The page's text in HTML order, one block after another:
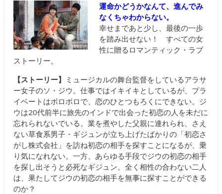
運命かどうかなんて、進んでみ
なくちゃわからない。
幸せまであと少し、最後の一歩
を踏み出せない！ すべての女
性に贈るロマンティック・ラブ
ストーリー。
【ストーリー】 ミュージカルの舞台監督をしているアラサ
ー女子のソ・ジウ。仕事ではイキイキとしているが、プラ
イベートはボロボロで、恋のひとつもろくにできない。ジ
ウは20代前半に旅先のインドで出会った初恋の人を未だに
忘れられないでいる。業を煮やした父親に連れられ、さえ
ない草食系男子・ギジュンが立ち上げたばかりの「初恋さ
がし株式会社」を訪ね初恋の相手を探すことになるが、乗
り気になれない。一方、あらゆる手段でジウの初恋の相手
を探し出そうと必死なギジュン。全く相性の合わない二人
は、果たしてジウの初恋の相手を無事に探すことができる
のか？